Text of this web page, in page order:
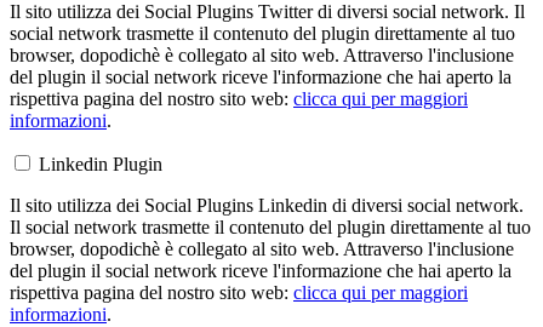
Il sito utilizza dei Social Plugins Twitter di diversi social network. Il
social network trasmette il contenuto del plugin direttamente al tuo
browser, dopodichè è collegato al sito web. Attraverso l'inclusione
del plugin il social network riceve l'informazione che hai aperto la
rispettiva pagina del nostro sito web: clicca qui per maggiori
informazioni.
Linkedin Plugin
Il sito utilizza dei Social Plugins Linkedin di diversi social network.
Il social network trasmette il contenuto del plugin direttamente al tuo
browser, dopodichè è collegato al sito web. Attraverso l'inclusione
del plugin il social network riceve l'informazione che hai aperto la
rispettiva pagina del nostro sito web: clicca qui per maggiori
informazioni.